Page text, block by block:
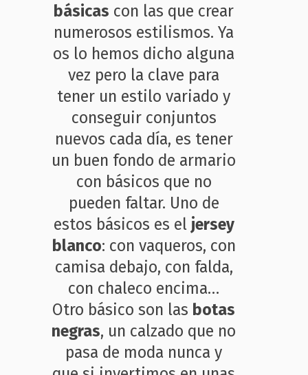
básicas con las que crear
numerosos estilismos. Ya
os lo hemos dicho alguna
vez pero la clave para
tener un estilo variado y
conseguir conjuntos
nuevos cada día, es tener
un buen fondo de armario
con básicos que no
pueden faltar. Uno de
estos básicos es el jersey
blanco: con vaqueros, con
camisa debajo, con falda,
con chaleco encima…
Otro básico son las botas
negras, un calzado que no
pasa de moda nunca y